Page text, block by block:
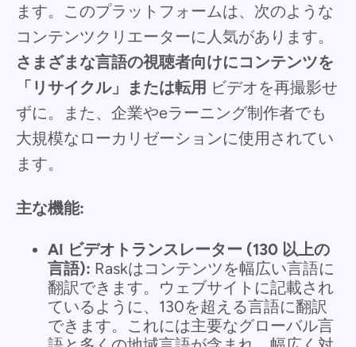
ます。このプラットフォームは、次のような
コンテンツクリエーターに人気があります。
さまざまな言語の視聴者向けにコンテンツを
「リサイクル」または転用 ビデオを再撮影せ
ずに。また、企業やeラーニング制作者でも
大規模なローカリゼーションに使用されてい
ます。
主な機能:
AI ビデオトランスレーター (130 以上の
言語): Raskはコンテンツを幅広い言語に
翻訳できます。ウェブサイトに記載され
ているように、130を超える言語に翻訳
できます。これには主要なグローバル言